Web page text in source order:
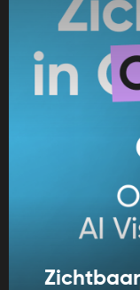
Zichtbaar